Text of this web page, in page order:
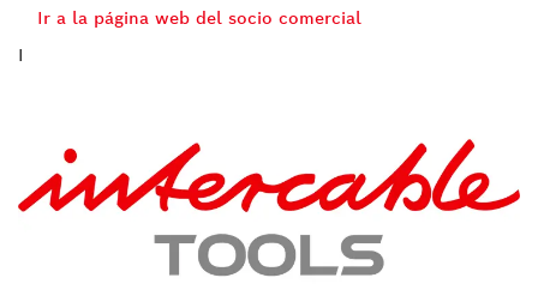
Ir a la página web del socio comercial
I